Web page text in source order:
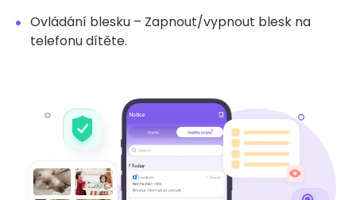
Ovládání blesku – Zapnout/vypnout blesk na
telefonu dítěte.